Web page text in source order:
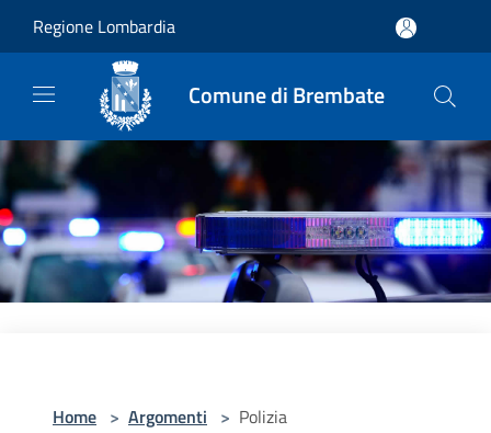
Regione Lombardia
Comune di Brembate
Home > Argomenti > Polizia